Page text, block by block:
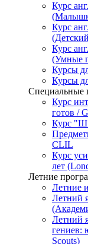
Курс
Курс
Курс
(Умные
Курсы
Курсы
Специальные
Курс
готов /
Курс
CLIL
Курс
лет
Летние
Летние
Летний
Летний
гениев:
Scouts)